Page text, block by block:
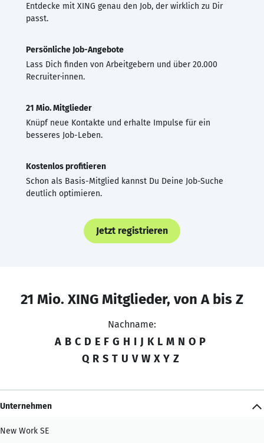
Entdecke mit XING genau den Job, der wirklich zu Dir
passt.
Persönliche Job-Angebote
Lass Dich finden von Arbeitgebern und über 20.000
Recruiter·innen.
21 Mio. Mitglieder
Knüpf neue Kontakte und erhalte Impulse für ein
besseres Job-Leben.
Kostenlos profitieren
Schon als Basis-Mitglied kannst Du Deine Job-Suche
deutlich optimieren.
Jetzt registrieren
21 Mio. XING Mitglieder, von A bis Z
Nachname:
A B C D E F G H I J K L M N O P
Q R S T U V W X Y Z
Unternehmen
New Work SE